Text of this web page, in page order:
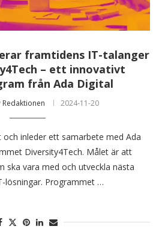
framtidens IT-talanger
– ett innovativt
från Ada Digital
Redaktionen 2024-11-20
inleder ett samarbete med Ada
Diversity4Tech. Målet är att
ska vara med och utveckla nästa
lösningar. Programmet …